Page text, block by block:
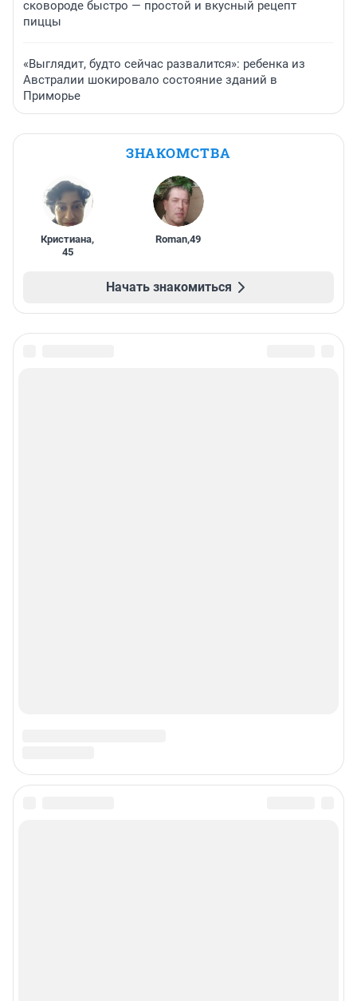
сковороде быстро — простой и вкусный рецепт
пиццы
«Выглядит, будто сейчас развалится»: ребенка из
Австралии шокировало состояние зданий в
Приморье
ЗНАКОМСТВА
Кристиана,
45
Roman,49
Начать знакомиться